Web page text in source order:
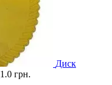
Диск
1.0 грн.